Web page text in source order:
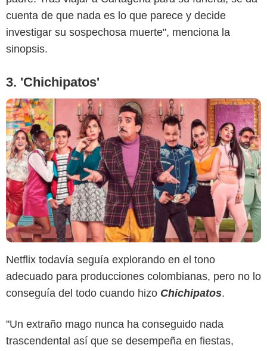
cuenta de que nada es lo que parece y decide
investigar su sospechosa muerte", menciona la
sinopsis.
3. 'Chichipatos'
Netflix todavía seguía explorando en el tono
adecuado para producciones colombianas, pero no lo
conseguía del todo cuando hizo Chichipatos.
"Un extraño mago nunca ha conseguido nada
trascendental así que se desempeña en fiestas,